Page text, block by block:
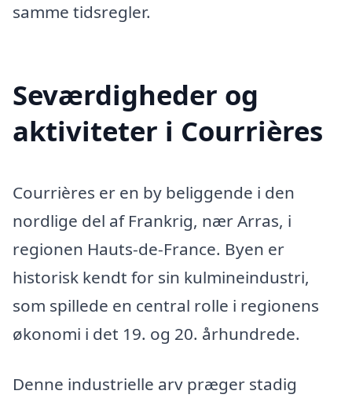
samme tidsregler.
Seværdigheder og
aktiviteter i Courrières
Courrières er en by beliggende i den
nordlige del af Frankrig, nær Arras, i
regionen Hauts-de-France. Byen er
historisk kendt for sin kulmineindustri,
som spillede en central rolle i regionens
økonomi i det 19. og 20. århundrede.
Denne industrielle arv præger stadig